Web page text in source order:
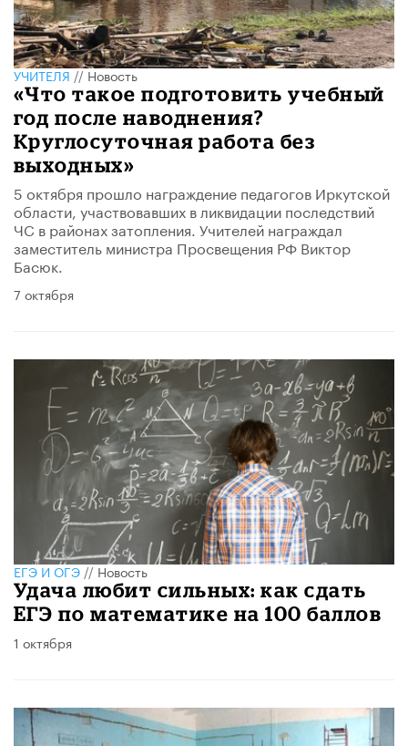
УЧИТЕЛЯ//Новость
«Что такое подготовить учебный
год после наводнения?
Круглосуточная работа без
выходных»
5 октября прошло награждение педагогов Иркутской
области, участвовавших в ликвидации последствий
ЧС в районах затопления. Учителей награждал
заместитель министра Просвещения РФ Виктор
Басюк.
7 октября
ЕГЭ И ОГЭ//Новость
Удача любит сильных: как сдать
ЕГЭ по математике на 100 баллов
1 октября